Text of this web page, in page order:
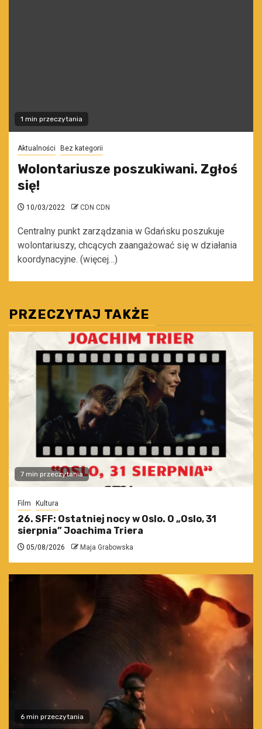
1 min przeczytania
Aktualności Bez kategorii
Wolontariusze poszukiwani. Zgłoś
się!
10/03/2022 CDN CDN
Centralny punkt zarządzania w Gdańsku poszukuje
wolontariuszy, chcących zaangażować się w działania
koordynacyjne. (więcej…)
PRZECZYTAJ TAKŻE
7 min przeczytania
Film Kultura
26. SFF: Ostatniej nocy w Oslo. O „Oslo, 31
sierpnia” Joachima Triera
05/08/2026 Maja Grabowska
6 min przeczytania